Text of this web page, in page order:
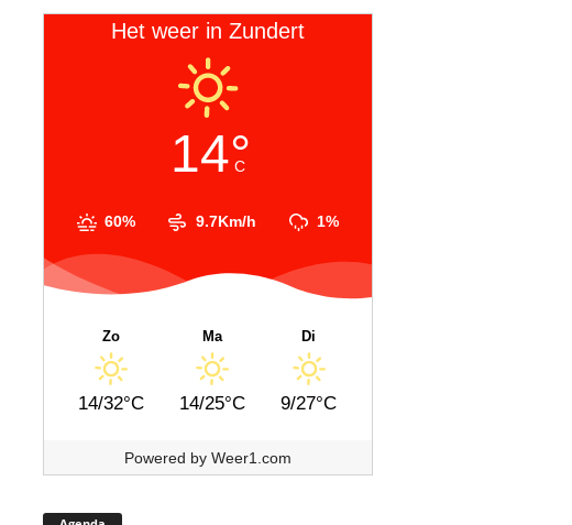
Het weer in Zundert
14°
C
60% 9.7Km/h 1%
Zo
14/32°C
Ma
14/25°C
Di
9/27°C
Powered by Weer1.com